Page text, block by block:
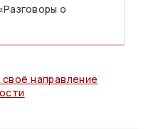
о
направление